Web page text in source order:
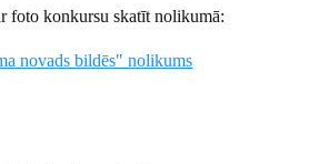
foto konkursu skatīt nolikumā:
novads bildēs" nolikums